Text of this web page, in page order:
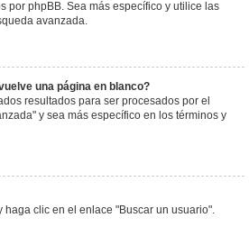
por phpBB. Sea más específico y utilice las
avanzada.
una página en blanco?
resultados para ser procesados por el
y sea más específico en los términos y
haga clic en el enlace "Buscar un usuario".